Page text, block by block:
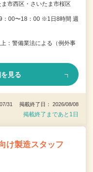
市西区・さいたま市桜区
：00〜18：00 ※1日8時間 週
：警備業法による（例外事
見る
31 掲載終了日： 2026/08/08
掲載終了まであと1日
け製造スタッフ